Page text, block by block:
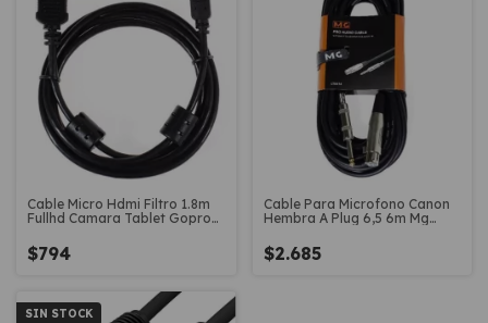
Cable Micro Hdmi Filtro 1.8m
Fullhd Camara Tablet Gopro
$794
Cable Para Microfono Canon
Hembra A Plug 6,5 6m Mg
$2.685
SIN STOCK